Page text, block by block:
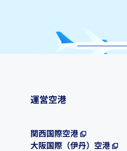
運営空港
関西国際空港
大阪国際（伊丹）空港